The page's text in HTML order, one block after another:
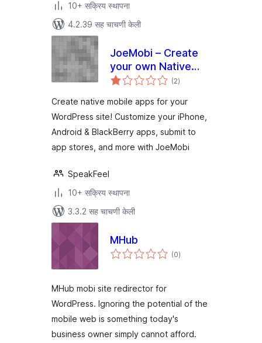
10+ सक्रिय स्थापना
4.2.39 सह चाचणी केली
JoeMobi – Create
your own Native
Mobile App
(2एकूण
मूल्यांकन
)
Create native mobile apps for your
WordPress site! Customize your iPhone,
Android & BlackBerry apps, submit to
app stores, and more with JoeMobi
SpeakFeel
10+ सक्रिय स्थापना
3.3.2 सह चाचणी केली
MHub
(0एकूण
मूल्यांकन
)
MHub mobi site redirector for
WordPress. Ignoring the potential of the
mobile web is something today's
business owner simply cannot afford.